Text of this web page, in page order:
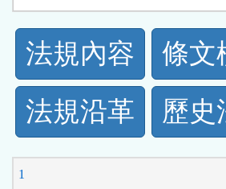
法
規
功
能
法規內容 條文
法規沿革
歷史
1